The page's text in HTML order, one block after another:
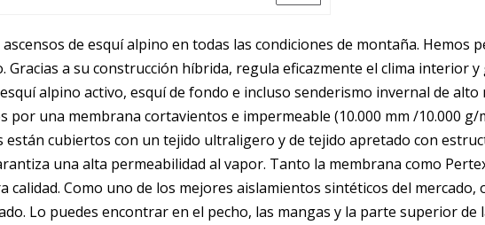
de esquí alpino en todas las condiciones de montaña. Hemos
a su construcción híbrida, regula eficazmente el clima interior
alpino activo, esquí de fondo e incluso senderismo invernal de
por una membrana cortavientos e impermeable (10.000 mm /10.000
están cubiertos con un tejido ultraligero y de tejido apretado con
una alta permeabilidad al vapor. Tanto la membrana como
Como uno de los mejores aislamientos sintéticos del
Lo puedes encontrar en el pecho, las mangas y la parte superior